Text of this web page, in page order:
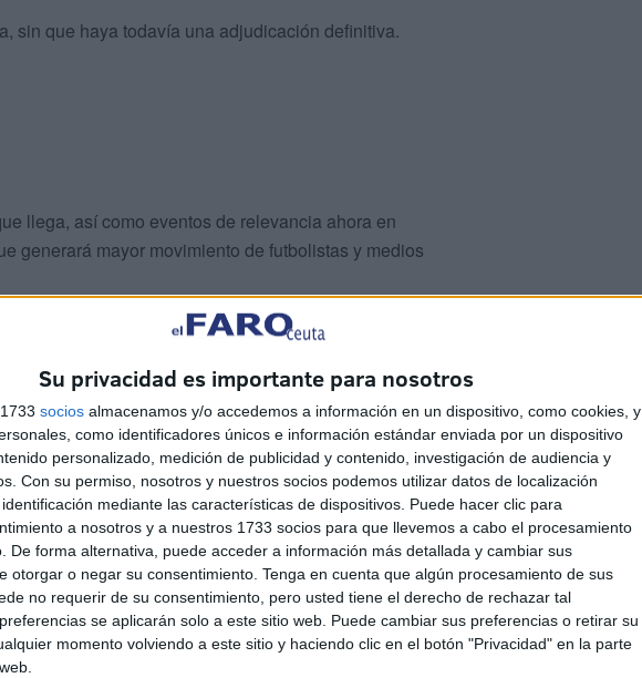
Su privacidad es importante para nosotros
socios almacenamos y/o accedemos a información en un dispositivo, como cookies, y
como identificadores únicos e información estándar enviada por un dispositivo
personalizado, medición de publicidad y contenido, investigación de audiencia y
Con su permiso, nosotros y nuestros socios podemos utilizar datos de localización
mediante las características de dispositivos. Puede hacer clic para
a nosotros y a nuestros 1733 socios para que llevemos a cabo el procesamiento
De forma alternativa, puede acceder a información más detallada y cambiar sus
otorgar o negar su consentimiento. Tenga en cuenta que algún procesamiento de sus
no requerir de su consentimiento, pero usted tiene el derecho de rechazar tal
se aplicarán solo a este sitio web. Puede cambiar sus preferencias o retirar su
momento volviendo a este sitio y haciendo clic en el botón "Privacidad" en la parte
sin que haya todavía una adjudicación definitiva.
llega, así como eventos de relevancia ahora en
generará mayor movimiento de futbolistas y medios
empresa Heracles Gaming, que generó muchas
de interés que había con la figura del
a preguntas del Grupo Socialista.